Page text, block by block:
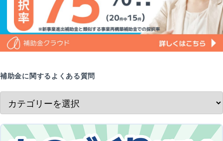
補助金に関するよくある質問